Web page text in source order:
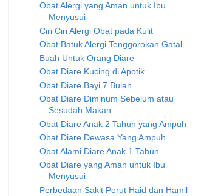
Obat Alergi yang Aman untuk Ibu
Menyusui
Ciri Ciri Alergi Obat pada Kulit
Obat Batuk Alergi Tenggorokan Gatal
Buah Untuk Orang Diare
Obat Diare Kucing di Apotik
Obat Diare Bayi 7 Bulan
Obat Diare Diminum Sebelum atau
Sesudah Makan
Obat Diare Anak 2 Tahun yang Ampuh
Obat Diare Dewasa Yang Ampuh
Obat Alami Diare Anak 1 Tahun
Obat Diare yang Aman untuk Ibu
Menyusui
Perbedaan Sakit Perut Haid dan Hamil